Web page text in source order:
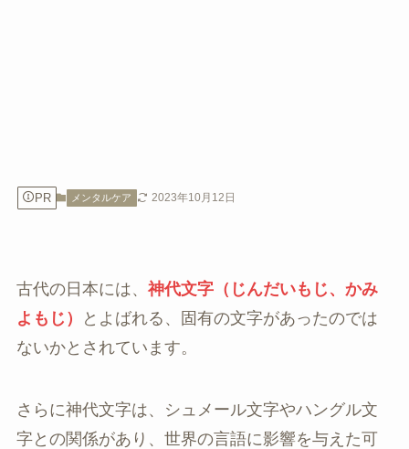
PR メンタルケア 2023年10月12日
古代の日本には、 神代文字（じんだいもじ、かみ
よもじ）
とよばれる、固有の文字があったのでは
ないかとされています。
さらに神代文字は、シュメール文字やハングル文
字との関係があり、世界の言語に影響を与えた可